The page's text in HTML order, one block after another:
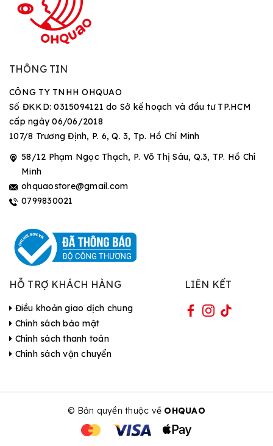
THÔNG TIN
CÔNG TY TNHH OHQUAO
Số ĐKKD: 0315094121 do Sở kế hoạch và đầu tư TP.HCM
cấp ngày 06/06/2018
107/8 Trương Định, P. 6, Q. 3, Tp. Hồ Chí Minh
58/12 Phạm Ngọc Thạch, P. Võ Thị Sáu, Q.3, TP. Hồ Chí
Minh
ohquaostore@gmail.com
0799830021
HỖ TRỢ KHÁCH HÀNG
Điều khoản giao dịch chung
Chính sách bảo mật
Chính sách thanh toán
Chính sách vận chuyển
LIÊN KẾT
© Bản quyền thuộc về OHQUAO
| Cung cấp bởi Sapo